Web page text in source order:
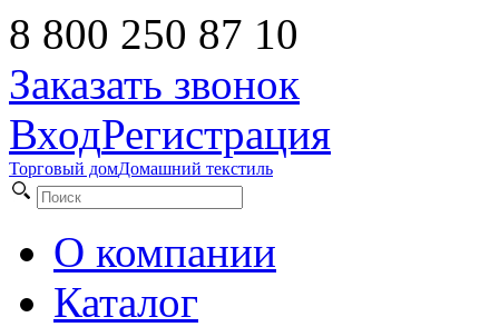
8 800 250 87 10
Заказать звонок
ВходРегистрация
Торговый домДомашний текстиль
О компании
Каталог